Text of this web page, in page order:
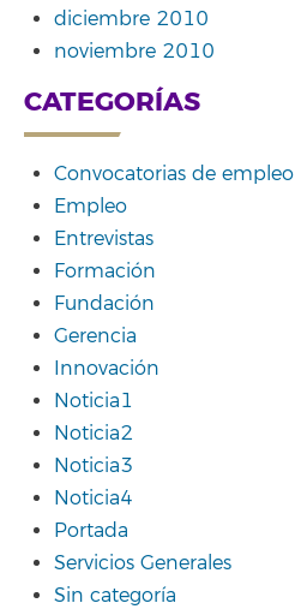
diciembre 2010
noviembre 2010
CATEGORÍAS
Convocatorias de empleo
Empleo
Entrevistas
Formación
Fundación
Gerencia
Innovación
Noticia1
Noticia2
Noticia3
Noticia4
Portada
Servicios Generales
Sin categoría